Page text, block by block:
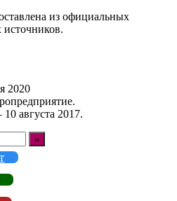
из официальных
источников.
2020
августа 2017.